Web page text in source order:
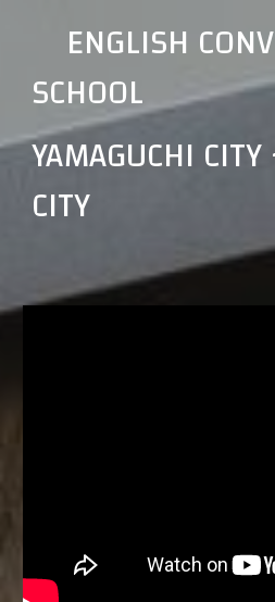
ENGLISH
SCHOOL
YAMAGUCHI
CITY